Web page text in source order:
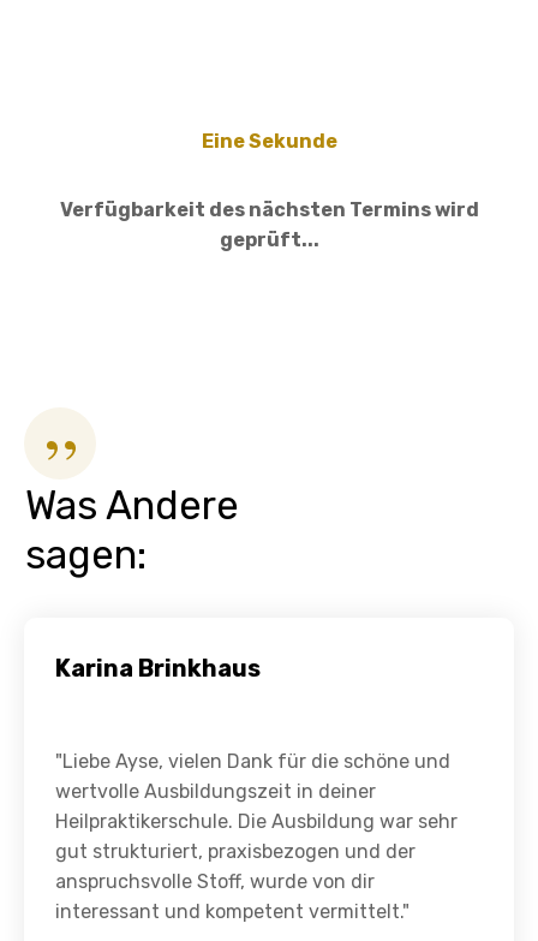
Eine Sekunde
Verfügbarkeit des nächsten Termins wird
geprüft...
”
Was Andere
sagen:
Karina Brinkhaus
"Liebe Ayse, vielen Dank für die schöne und
wertvolle Ausbildungszeit in deiner
Heilpraktikerschule. Die Ausbildung war sehr
gut strukturiert, praxisbezogen und der
anspruchsvolle Stoff, wurde von dir
interessant und kompetent vermittelt."